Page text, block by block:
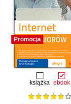
Promocja
książka ebook